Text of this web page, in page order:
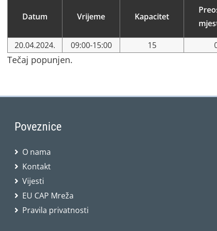
Datum Vrijeme Kapacitet
20.04.2024. 09:00-15:00 15
Tečaj popunjen.
Poveznice
O nama
Kontakt
Vijesti
EU CAP Mreža
Pravila privatnosti